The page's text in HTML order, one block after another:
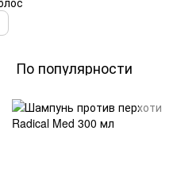
По популярности